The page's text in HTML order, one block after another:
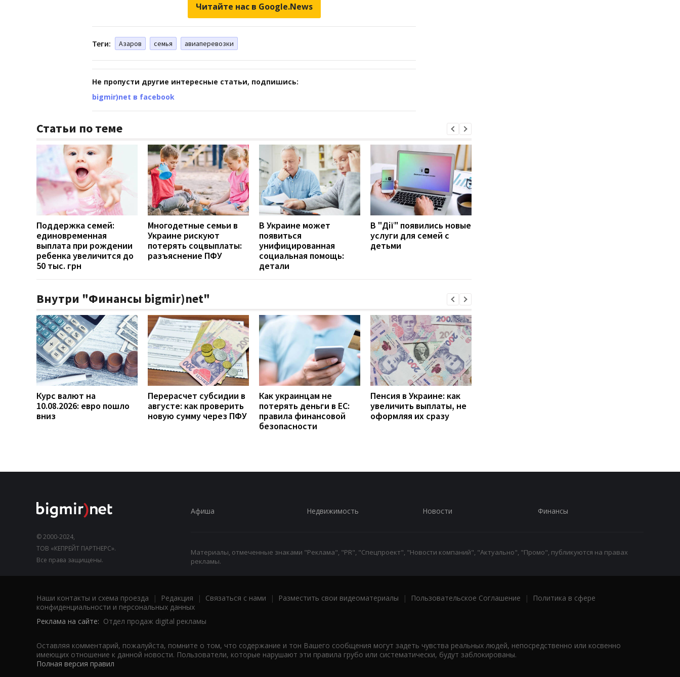
Читайте нас в Google.News
Теги: Азаров семья авиаперевозки
Не пропусти другие интересные статьи, подпишись:
bigmir)net в facebook
Статьи по теме
Поддержка семей:
единовременная
выплата при рождении
ребенка увеличится до
50 тыс. грн
Многодетные семьи в
Украине рискуют
потерять соцвыплаты:
разъяснение ПФУ
В Украине может
появиться
унифицированная
социальная помощь:
детали
В "Дії" появились новые
услуги для семей с
детьми
Внутри "Финансы bigmir)net"
Курс валют на
10.08.2026: евро пошло
вниз
Перерасчет субсидии в
августе: как проверить
новую сумму через ПФУ
Как украинцам не
потерять деньги в ЕС:
правила финансовой
безопасности
Пенсия в Украине: как
увеличить выплаты, не
оформляя их сразу
© 2000-2024,
ТОВ «КЕПРЕЙТ ПАРТНЕРС».
Все права защищены.
Афиша Недвижимость Новости Финансы
Материалы, отмеченные знаками "Реклама", "PR", "Спецпроект", "Новости компаний", "Актуально", "Промо", публикуются на правах
рекламы.
Наши контакты и схема проезда | Редакция | Связаться с нами | Разместить свои видеоматериалы | Пользовательское Соглашение |
Политика в сфере
конфиденциальности и персональных данных
Реклама на сайте: Отдел продаж digital рекламы
Оставляя комментарий, пожалуйста, помните о том, что содержание и тон Вашего сообщения могут задеть чувства реальных людей, непосредственно или косвенно
имеющих отношение к данной новости. Пользователи, которые нарушают эти правила грубо или систематически, будут заблокированы.
Полная версия правил